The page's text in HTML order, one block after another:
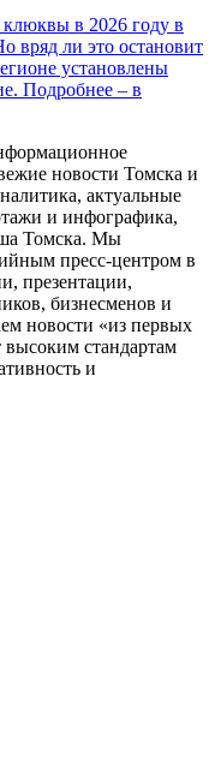
в 2026 году в
вряд ли это остановит
установлены
Подробнее – в
новости Томска и
актуальные
и инфографика,
Томска. Мы
пресс-центром в
презентации,
бизнесменов и
новости «из первых
стандартам
и